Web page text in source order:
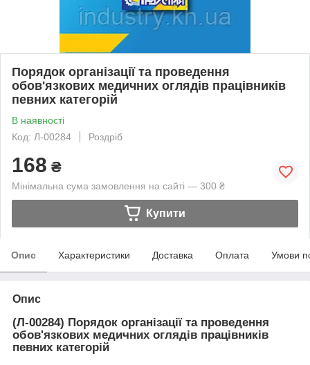
Порядок організації та проведення
обов'язкових медичних оглядів працівників
певних категорій
В наявності
Код: Л-00284
Роздріб
168 ₴
Мінімальна сума замовлення на сайті — 300 ₴
Купити
Опис Характеристики Доставка Оплата Умови
Опис
(Л-00284) Порядок організації та проведення
обов'язкових медичних оглядів працівників
певних категорій